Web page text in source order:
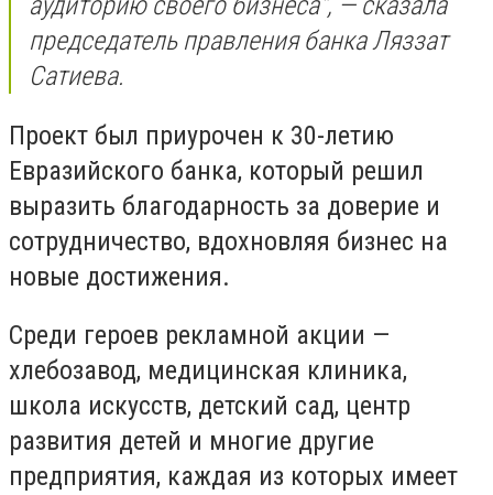
председатель правления банка Ляззат
Сатиева.
Проект был приурочен к 30-летию
Евразийского банка, который решил
выразить благодарность за доверие и
сотрудничество, вдохновляя бизнес на
новые достижения.
Среди героев рекламной акции —
хлебозавод, медицинская клиника,
школа искусств, детский сад, центр
развития детей и многие другие
предприятия, каждая из которых имеет